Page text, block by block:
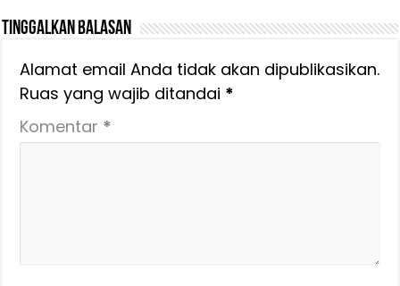
Tinggalkan Balasan
Alamat email Anda tidak akan dipublikasikan.
Ruas yang wajib ditandai *
Komentar *